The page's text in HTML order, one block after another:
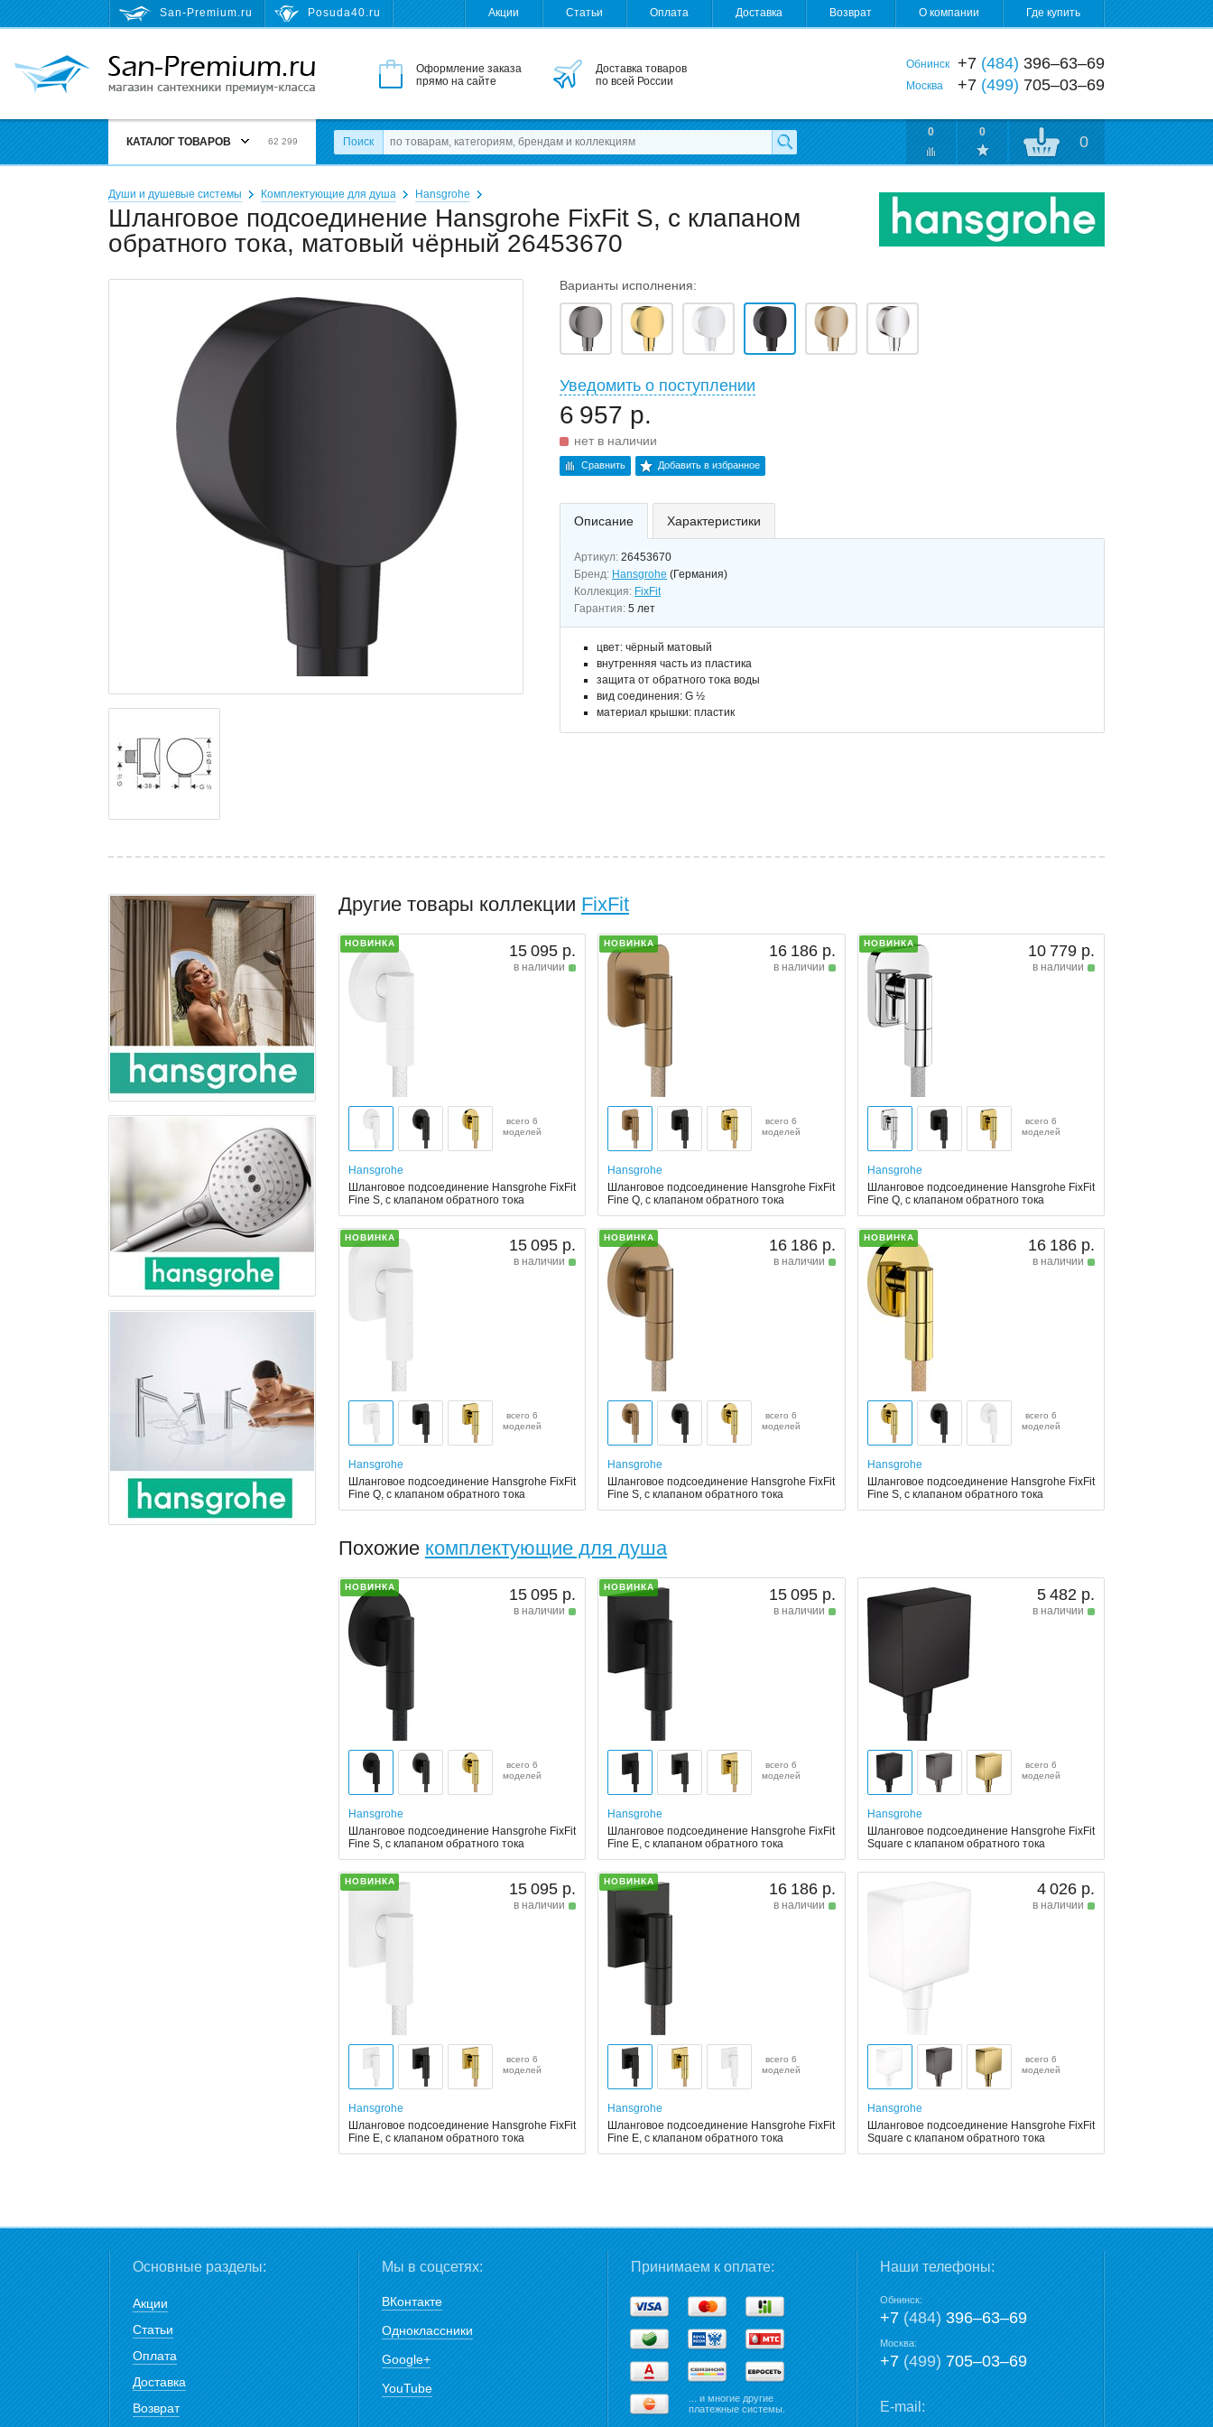
San-Premium.ru Posuda40.ru Акции Статьи Оплата Доставка Возврат О компании Где купить
Оформление заказа
прямо на сайте
Доставка товаров
по всей России
Обнинск +7 (484) 396‒63‒69
Москва +7 (499) 705‒03‒69
КАТАЛОГ ТОВАРОВ 62 299 Поиск
0 0
0
Души и душевые системы Комплектующие для душа Hansgrohe
Шланговое подсоединение Hansgrohe FixFit S, с клапаном
обратного тока, матовый чёрный 26453670
Варианты исполнения:
Уведомить о поступлении
6 957 р.
нет в наличии
Сравнить Добавить в избранное
Описание Характеристики
Артикул: 26453670
Бренд: Hansgrohe (Германия)
Коллекция: FixFit
Гарантия: 5 лет
цвет: чёрный матовый
внутренняя часть из пластика
защита от обратного тока воды
вид соединения: G ½
материал крышки: пластик
Другие товары коллекции FixFit
НОВИНКА 15 095 р.
в наличии
всего 6
моделей
Hansgrohe
Шланговое подсоединение Hansgrohe FixFit
Fine S, с клапаном обратного тока
НОВИНКА 16 186 р.
в наличии
всего 6
моделей
Hansgrohe
Шланговое подсоединение Hansgrohe FixFit
Fine Q, с клапаном обратного тока
НОВИНКА 10 779 р.
в наличии
всего 6
моделей
Hansgrohe
Шланговое подсоединение Hansgrohe FixFit
Fine Q, с клапаном обратного тока
НОВИНКА 15 095 р.
в наличии
всего 6
моделей
Hansgrohe
Шланговое подсоединение Hansgrohe FixFit
Fine Q, с клапаном обратного тока
НОВИНКА 16 186 р.
в наличии
всего 6
моделей
Hansgrohe
Шланговое подсоединение Hansgrohe FixFit
Fine S, с клапаном обратного тока
НОВИНКА 16 186 р.
в наличии
всего 6
моделей
Hansgrohe
Шланговое подсоединение Hansgrohe FixFit
Fine S, с клапаном обратного тока
Похожие комплектующие для душа
НОВИНКА 15 095 р.
в наличии
всего 6
моделей
Hansgrohe
Шланговое подсоединение Hansgrohe FixFit
Fine S, с клапаном обратного тока
НОВИНКА 15 095 р.
в наличии
всего 6
моделей
Hansgrohe
Шланговое подсоединение Hansgrohe FixFit
Fine E, с клапаном обратного тока
5 482 р.
в наличии
всего 6
моделей
Hansgrohe
Шланговое подсоединение Hansgrohe FixFit
Square с клапаном обратного тока
НОВИНКА 15 095 р.
в наличии
всего 6
моделей
Hansgrohe
Шланговое подсоединение Hansgrohe FixFit
Fine E, с клапаном обратного тока
НОВИНКА 16 186 р.
в наличии
всего 6
моделей
Hansgrohe
Шланговое подсоединение Hansgrohe FixFit
Fine E, с клапаном обратного тока
4 026 р.
в наличии
всего 6
моделей
Hansgrohe
Шланговое подсоединение Hansgrohe FixFit
Square с клапаном обратного тока
Основные разделы:
Акции
Статьи
Оплата
Доставка
Возврат
Мы в соцсетях:
ВКонтакте
Одноклассники
Google+
YouTube
Принимаем к оплате:
... и многие другие
платежные системы.
Наши телефоны:
Обнинск:
+7(484)396‒63‒69
Москва:
+7(499)705‒03‒69
E-mail: